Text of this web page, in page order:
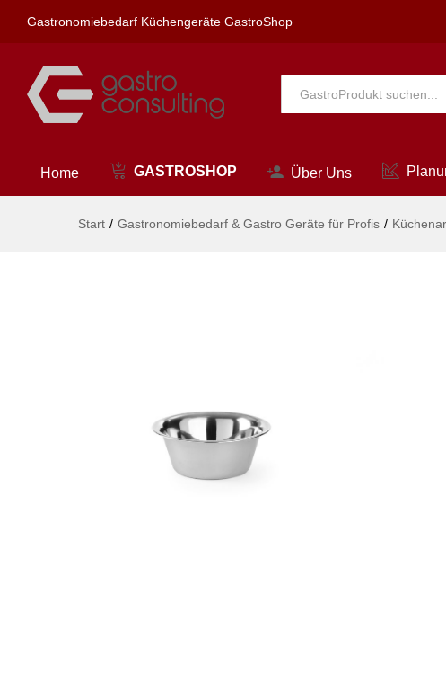
Gastronomiebedarf Küchengeräte GastroShop
Alle
Home GASTROSHOP Über Uns
Start / Gastronomiebedarf & Gastro Geräte für Profis /
Beschreibung